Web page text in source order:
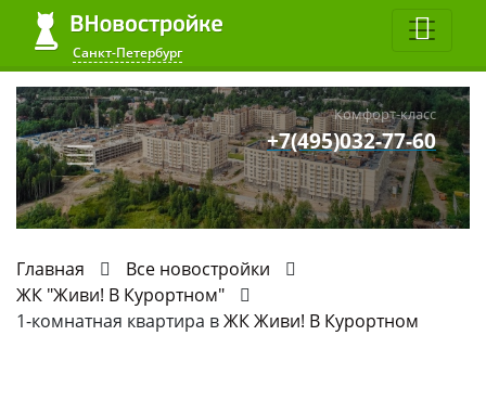
Санкт-Петербург
Комфорт-класс
+7(495)032-77-60
Главная
Все новостройки
ЖК "Живи! В Курортном"
1-комнатная квартира вЖК Живи! В Курортном